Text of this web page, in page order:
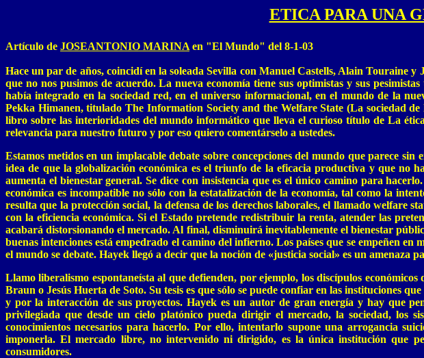
ETICA PARA UNA
Artículo de JOSEANTONIO MARINA en "El Mundo" del 8-1-03
Hace un par de años, coincidí en la soleada Sevilla con Manuel Castells, Alain Touraine
que no nos pusimos de acuerdo. La nueva economía tiene sus optimistas y sus
había integrado en la sociedad red, en el universo informacional, en el mundo de la
Pekka Himanen, titulado The Information Society and the Welfare State (La sociedad
libro sobre las interioridades del mundo informático que lleva el curioso título de La
relevancia para nuestro futuro y por eso quiero comentárselo a ustedes.
Estamos metidos en un implacable debate sobre concepciones del mundo que parece
idea de que la globalización económica es el triunfo de la eficacia productiva y que no
aumenta el bienestar general. Se dice con insistencia que es el único camino para
económica es incompatible no sólo con la estatalización de la economía, tal como la
resulta que la protección social, la defensa de los derechos laborales, el llamado welfare
con la eficiencia económica. Si el Estado pretende redistribuir la renta, atender las
acabará distorsionando el mercado. Al final, disminuirá inevitablemente el bienestar
buenas intenciones está empedrado el camino del infierno. Los países que se empeñen
el mundo se debate. Hayek llegó a decir que la noción de «justicia social» es un amenaza
Llamo liberalismo espontaneísta al que defienden, por ejemplo, los discípulos
Braun o Jesús Huerta de Soto. Su tesis es que sólo se puede confiar en las instituciones
y por la interacción de sus proyectos. Hayek es un autor de gran energía y hay que
privilegiada que desde un cielo platónico pueda dirigir el mercado, la sociedad, los
conocimientos necesarios para hacerlo. Por ello, intentarlo supone una arrogancia
imponerla. El mercado libre, no intervenido ni dirigido, es la única institución que
consumidores.